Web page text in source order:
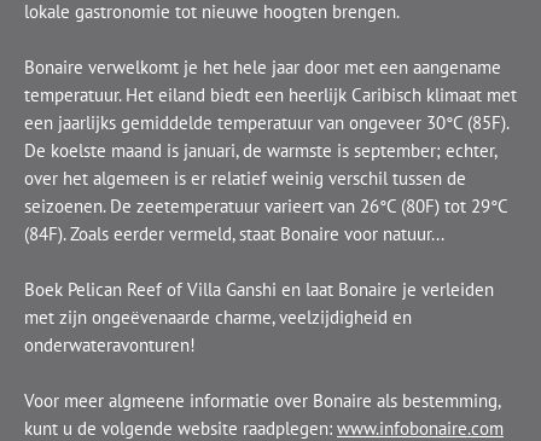
lokale gastronomie tot nieuwe hoogten brengen.
Bonaire verwelkomt je het hele jaar door met een aangename
temperatuur. Het eiland biedt een heerlijk Caribisch klimaat met
een jaarlijks gemiddelde temperatuur van ongeveer 30°C (85F).
De koelste maand is januari, de warmste is september; echter,
over het algemeen is er relatief weinig verschil tussen de
seizoenen. De zeetemperatuur varieert van 26°C (80F) tot 29°C
(84F). Zoals eerder vermeld, staat Bonaire voor natuur...
Boek Pelican Reef of Villa Ganshi en laat Bonaire je verleiden
met zijn ongeëvenaarde charme, veelzijdigheid en
onderwateravonturen!
Voor meer algmeene informatie over Bonaire als bestemming,
kunt u de volgende website raadplegen: www.infobonaire.com